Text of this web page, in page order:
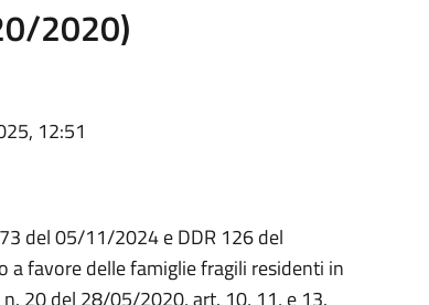
2020)
12:51
del 05/11/2024 e DDR 126 del
favore delle famiglie fragili residenti in
20 del 28/05/2020, art. 10, 11, e 13.